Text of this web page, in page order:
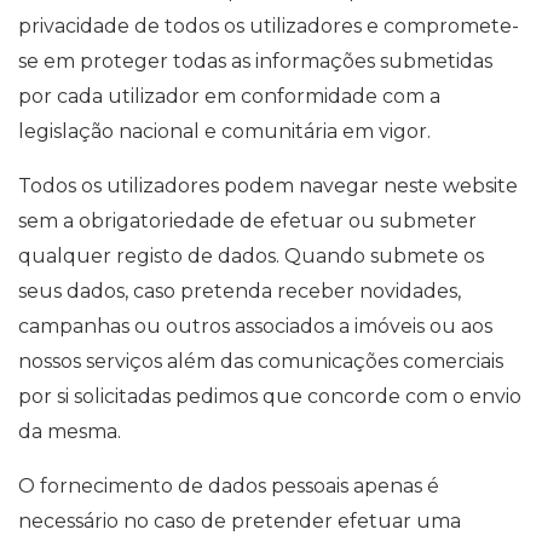
privacidade de todos os utilizadores e compromete-
se em proteger todas as informações submetidas
por cada utilizador em conformidade com a
legislação nacional e comunitária em vigor.
Todos os utilizadores podem navegar neste website
sem a obrigatoriedade de efetuar ou submeter
qualquer registo de dados. Quando submete os
seus dados, caso pretenda receber novidades,
campanhas ou outros associados a imóveis ou aos
nossos serviços além das comunicações comerciais
por si solicitadas pedimos que concorde com o envio
da mesma.
O fornecimento de dados pessoais apenas é
necessário no caso de pretender efetuar uma